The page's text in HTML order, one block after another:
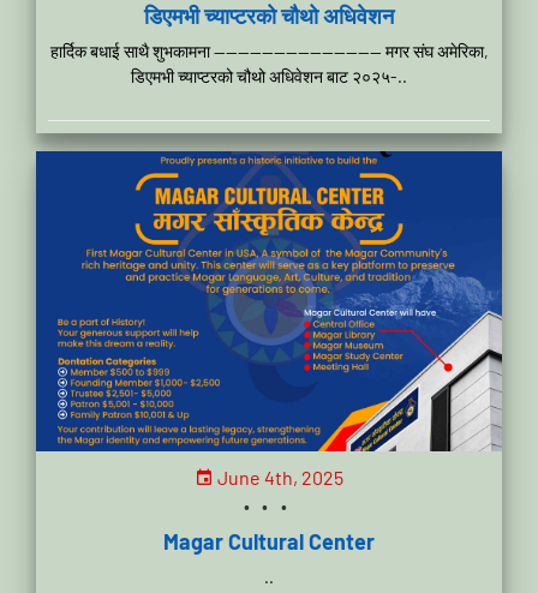
डिएमभी च्याप्टरको चौथो अधिवेशन
हार्दिक बधाई साथै शुभकामना —————————————— मगर संघ अमेरिका,
डिएमभी च्याप्टरको चौथो अधिवेशन बाट २०२५-..
June 4th, 2025
...
Magar Cultural Center
..